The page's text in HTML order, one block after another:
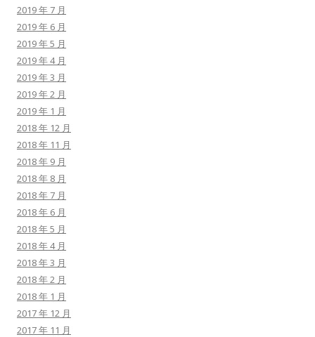
2019 年 7 月
2019 年 6 月
2019 年 5 月
2019 年 4 月
2019 年 3 月
2019 年 2 月
2019 年 1 月
2018 年 12 月
2018 年 11 月
2018 年 9 月
2018 年 8 月
2018 年 7 月
2018 年 6 月
2018 年 5 月
2018 年 4 月
2018 年 3 月
2018 年 2 月
2018 年 1 月
2017 年 12 月
2017 年 11 月